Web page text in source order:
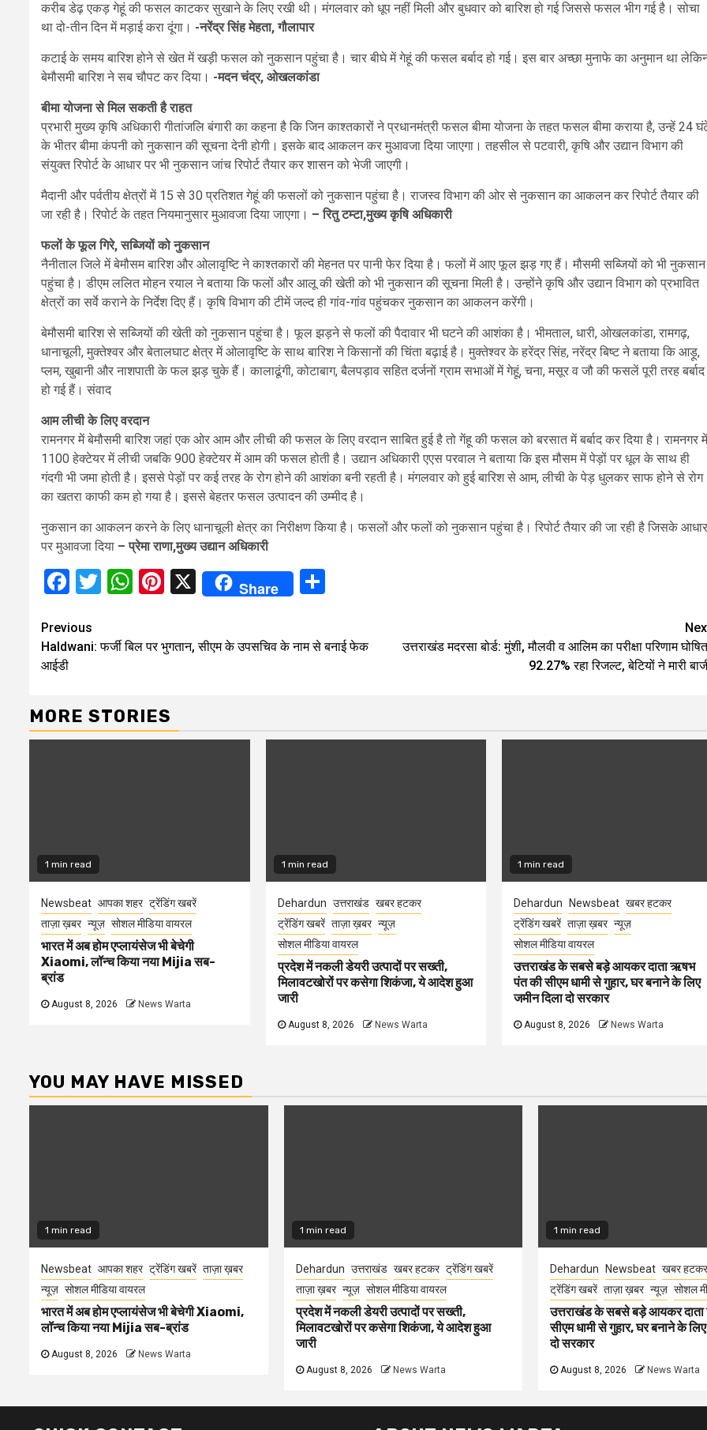
करीब डेढ़ एकड़ गेहूं की फसल काटकर सुखाने के लिए रखी थी। मंगलवार को धूप नहीं मिली और बुधवार को बारिश हो गई जिससे फसल भीग गई है। सोचा
था दो-तीन दिन में मड़ाई करा दूंगा। -नरेंद्र सिंह मेहता, गौलापार
कटाई के समय बारिश होने से खेत में खड़ी फसल को नुकसान पहुंचा है। चार बीघे में गेहूं की फसल बर्बाद हो गई। इस बार अच्छा मुनाफे का अनुमान था
बेमौसमी बारिश ने सब चौपट कर दिया। -मदन चंद्र, ओखलकांडा
बीमा योजना से मिल सकती है राहत
प्रभारी मुख्य कृषि अधिकारी गीतांजलि बंगारी का कहना है कि जिन काश्तकारों ने प्रधानमंत्री फसल बीमा योजना के तहत फसल बीमा कराया है, उन्हें 24
के भीतर बीमा कंपनी को नुकसान की सूचना देनी होगी। इसके बाद आकलन कर मुआवजा दिया जाएगा। तहसील से पटवारी, कृषि और उद्यान विभाग की
संयुक्त रिपोर्ट के आधार पर भी नुकसान जांच रिपोर्ट तैयार कर शासन को भेजी जाएगी।
मैदानी और पर्वतीय क्षेत्रों में 15 से 30 प्रतिशत गेहूं की फसलों को नुकसान पहुंचा है। राजस्व विभाग की ओर से नुकसान का आकलन कर रिपोर्ट तैयार की
जा रही है। रिपोर्ट के तहत नियमानुसार मुआवजा दिया जाएगा। – रितु टम्टा,मुख्य कृषि अधिकारी
फलों के फूल गिरे, सब्जियों को नुकसान
नैनीताल जिले में बेमौसम बारिश और ओलावृष्टि ने काश्तकारों की मेहनत पर पानी फेर दिया है। फलों में आए फूल झड़ गए हैं। मौसमी सब्जियों को भी नुकसान
पहुंचा है। डीएम ललित मोहन रयाल ने बताया कि फलों और आलू की खेती को भी नुकसान की सूचना मिली है। उन्होंने कृषि और उद्यान विभाग को प्रभावित
क्षेत्रों का सर्वे कराने के निर्देश दिए हैं। कृषि विभाग की टीमें जल्द ही गांव-गांव पहुंचकर नुकसान का आकलन करेंगी।
बेमौसमी बारिश से सब्जियों की खेती को नुकसान पहुंचा है। फूल झड़ने से फलों की पैदावार भी घटने की आशंका है। भीमताल, धारी, ओखलकांडा, रामगढ़,
धानाचूली, मुक्तेश्वर और बेतालघाट क्षेत्र में ओलावृष्टि के साथ बारिश ने किसानों की चिंता बढ़ाई है। मुक्तेश्वर के हरेंद्र सिंह, नरेंद्र बिष्ट ने बताया कि आड़ू,
प्लम, खुबानी और नाशपाती के फल झड़ चुके हैं। कालाढूंगी, कोटाबाग, बैलपड़ाव सहित दर्जनों ग्राम सभाओं में गेहूं, चना, मसूर व जौ की फसलें पूरी तरह बर्बाद
हो गई हैं। संवाद
आम लीची के लिए वरदान
रामनगर में बेमौसमी बारिश जहां एक ओर आम और लीची की फसल के लिए वरदान साबित हुई है तो गेंहू की फसल को बरसात में बर्बाद कर दिया है। रामनगर में
1100 हेक्टेयर में लीची जबकि 900 हेक्टेयर में आम की फसल होती है। उद्यान अधिकारी एएस परवाल ने बताया कि इस मौसम में पेड़ों पर धूल के साथ ही
गंदगी भी जमा होती है। इससे पेड़ों पर कई तरह के रोग होने की आशंका बनी रहती है। मंगलवार को हुई बारिश से आम, लीची के पेड़ धुलकर साफ होने से रोग
का खतरा काफी कम हो गया है। इससे बेहतर फसल उत्पादन की उम्मीद है।
नुकसान का आकलन करने के लिए धानाचूली क्षेत्र का निरीक्षण किया है। फसलों और फलों को नुकसान पहुंचा है। रिपोर्ट तैयार की जा रही है जिसके आधार
पर मुआवजा दिया – प्रेमा राणा,मुख्य उद्यान अधिकारी
Facebook
Twitter
WhatsApp
Pinterest
X Share
Continue
Reading
Previous
Haldwani: फर्जी बिल पर भुगतान, सीएम के उपसचिव के नाम से बनाई फेक
आईडी
उत्तराखंड मदरसा बोर्ड: मुंशी, मौलवी व आलिम का परीक्षा परिणाम
92.27% रहा रिजल्ट, बेटियों ने मारी
MORE STORIES
1 min read
Newsbeat आपका शहर ट्रेंडिंग खबरें
ताज़ा ख़बर न्यूज़ सोशल मीडिया वायरल
भारत में अब होम एप्लायंसेज भी बेचेगी
Xiaomi, लॉन्च किया नया Mijia सब-
ब्रांड
August 8, 2026 News Warta
1 min read
Dehardun उत्तराखंड खबर हटकर
ट्रेंडिंग खबरें ताज़ा ख़बर न्यूज़
सोशल मीडिया वायरल
प्रदेश में नकली डेयरी उत्पादों पर सख्ती,
मिलावटखोरों पर कसेगा शिकंजा, ये आदेश हुआ
जारी
August 8, 2026 News Warta
1 min read
Dehardun Newsbeat खबर हटकर
ट्रेंडिंग खबरें ताज़ा ख़बर न्यूज़
सोशल मीडिया वायरल
उत्तराखंड के सबसे बड़े आयकर दाता ऋषभ
पंत की सीएम धामी से गुहार, घर बनाने के लिए
जमीन दिला दो सरकार
August 8, 2026 News Warta
YOU MAY HAVE MISSED
1 min read
Newsbeat आपका शहर ट्रेंडिंग खबरें ताज़ा ख़बर
न्यूज़ सोशल मीडिया वायरल
भारत में अब होम एप्लायंसेज भी बेचेगी Xiaomi,
लॉन्च किया नया Mijia सब-ब्रांड
August 8, 2026 News Warta
1 min read
Dehardun उत्तराखंड खबर हटकर ट्रेंडिंग खबरें
ताज़ा ख़बर न्यूज़ सोशल मीडिया वायरल
प्रदेश में नकली डेयरी उत्पादों पर सख्ती,
मिलावटखोरों पर कसेगा शिकंजा, ये आदेश हुआ
जारी
August 8, 2026 News Warta
1 min read
Dehardun Newsbeat खबर हटकर
ट्रेंडिंग खबरें ताज़ा ख़बर न्यूज़ सोशल
उत्तराखंड के सबसे बड़े आयकर
सीएम धामी से गुहार, घर बनाने के
दो सरकार
August 8, 2026 News Warta